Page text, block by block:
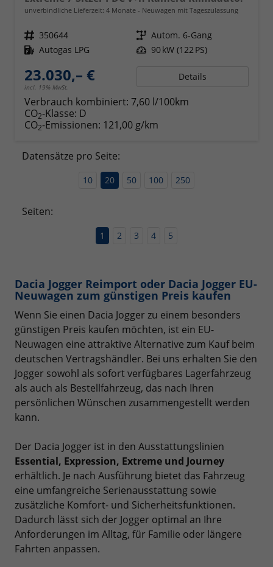
unverbindliche Lieferzeit: 4 Monate Neuwagen mit Tageszulassung
Fahrzeugnr. 350644 Getriebe Autom. 6-Gang
Kraftstoff Autogas LPG Leistung 90 kW (122 PS)
23.030,– €
incl. 19% MwSt.
Details
Verbrauch kombiniert: 7,60 l/100km
CO2-Klasse: D
CO2-Emissionen: 121,00 g/km
Datensätze pro Seite:
10 20 50 100 250
Seiten:
1 2 3 4 5
Dacia Jogger Reimport oder Dacia Jogger EU-
Neuwagen zum günstigen Preis kaufen
Wenn Sie einen Dacia Jogger zu einem besonders
günstigen Preis kaufen möchten, ist ein EU-
Neuwagen eine attraktive Alternative zum Kauf beim
deutschen Vertragshändler. Bei uns erhalten Sie den
Jogger sowohl als sofort verfügbares Lagerfahrzeug
als auch als Bestellfahrzeug, das nach Ihren
persönlichen Wünschen zusammengestellt werden
kann.
Der Dacia Jogger ist in den Ausstattungslinien
Essential, Expression, Extreme und Journey
erhältlich. Je nach Ausführung bietet das Fahrzeug
eine umfangreiche Serienausstattung sowie
zusätzliche Komfort- und Sicherheitsfunktionen.
Dadurch lässt sich der Jogger optimal an Ihre
Anforderungen im Alltag, für Familie oder längere
Fahrten anpassen.